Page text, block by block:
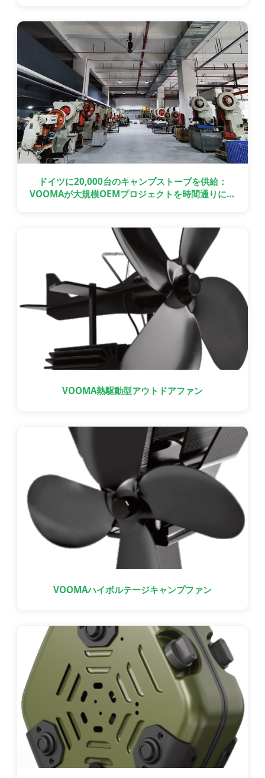
ドイツに20,000台のキャンプストーブを供給：
VOOMAが大規模OEMプロジェクトを時間通りに納
VOOMA熱駆動型アウトドアファン
VOOMAハイボルテージキャンプファン